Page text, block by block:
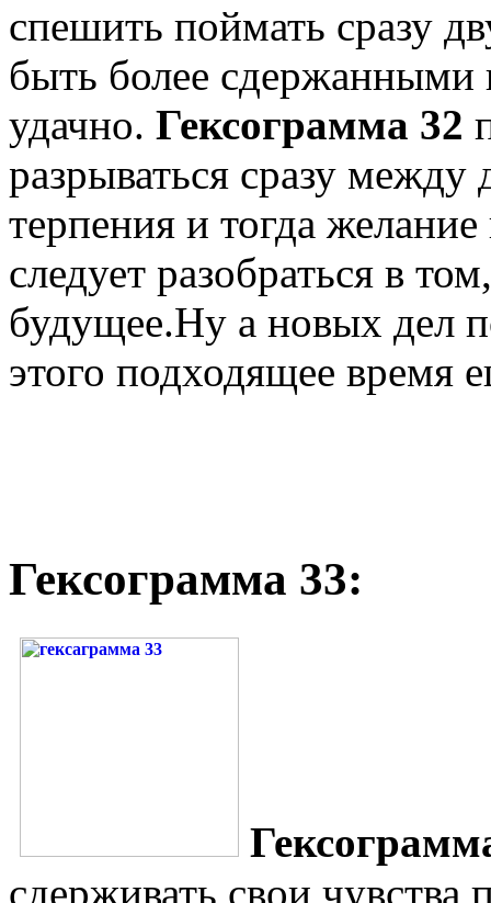
спешить поймать сразу
быть более сдержанными
удачно. Гексограмма 32
разрываться сразу между
терпения и тогда
следует разобраться в
будущее.Ну а новых дел
этого подходящее время
Гексограмма 33:
сдерживать свои